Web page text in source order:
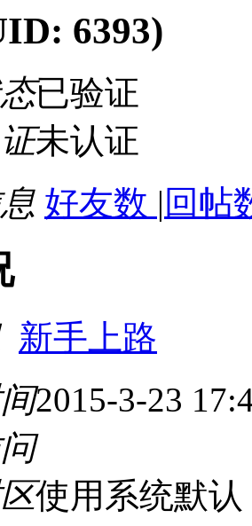
6393)
已验证
未认证
好友数 | 回帖
新手上路
2015-3-23
使用系统默认